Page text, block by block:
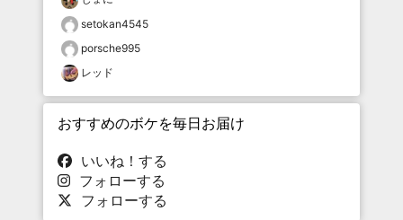
setokan4545
porsche995
レッド
おすすめのボケを毎日お届け
いいね！する
フォローする
フォローする